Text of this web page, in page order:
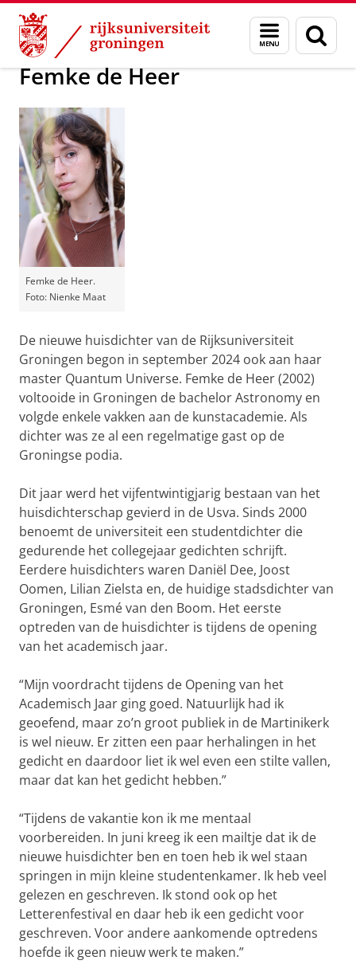
Skip
Content
Skip
Navigation
Menu
en
zoeken
Over ons Profiel Gedichten van de huisdichter
Femke de Heer
Femke de Heer.
Foto: Nienke Maat
De nieuwe huisdichter van de Rijksuniversiteit
Groningen begon in september 2024 ook aan haar
master Quantum Universe. Femke de Heer (2002)
voltooide in Groningen de bachelor Astronomy en
volgde enkele vakken aan de kunstacademie. Als
dichter was ze al een regelmatige gast op de
Groningse podia.
Dit jaar werd het vijfentwintigjarig bestaan van het
huisdichterschap gevierd in de Usva. Sinds 2000
benoemt de universiteit een studentdichter die
gedurende het collegejaar gedichten schrijft.
Eerdere huisdichters waren Daniël Dee, Joost
Oomen, Lilian Zielsta en, de huidige stadsdichter van
Groningen, Esmé van den Boom. Het eerste
optreden van de huisdichter is tijdens de opening
van het academisch jaar.
“Mijn voordracht tijdens de Opening van het
Academisch Jaar ging goed. Natuurlijk had ik
geoefend, maar zo’n groot publiek in de Martinikerk
is wel nieuw. Er zitten een paar herhalingen in het
gedicht en daardoor liet ik wel even een stilte vallen,
maar dat kan het gedicht hebben.”
“Tijdens de vakantie kon ik me mentaal
voorbereiden. In juni kreeg ik een mailtje dat ik de
nieuwe huisdichter ben en toen heb ik wel staan
springen in mijn kleine studentenkamer. Ik heb veel
gelezen en geschreven. Ik stond ook op het
Letterenfestival en daar heb ik een gedicht voor
geschreven. Voor andere aankomende optredens
hoefde ik geen nieuw werk te maken.”